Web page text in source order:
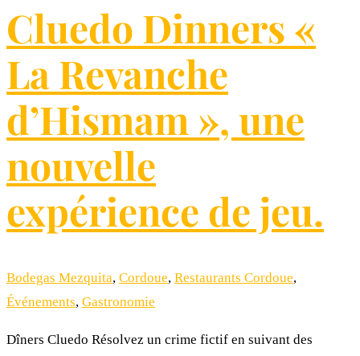
Cluedo Dinners «
La Revanche
d’Hismam », une
nouvelle
expérience de jeu.
Bodegas Mezquita, Cordoue, Restaurants Cordoue,
Événements, Gastronomie
Dîners Cluedo Résolvez un crime fictif en suivant des